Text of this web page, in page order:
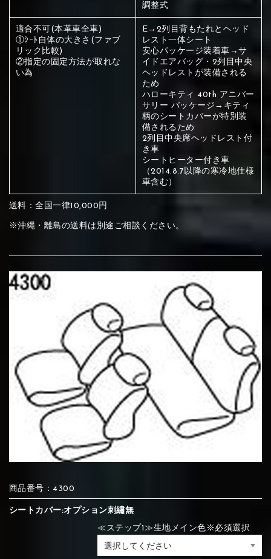
メイン生地は下記16種類からご選択ください。
②Gray ③Red
④Brown
⑦Blue
⑩White ⑪Black ⑫Ivory
赤く塗られている部分にカラ
ー選択ください
サブ生地は下記16種類からご選択ください。
②Gray ③Red
⑦Blue ⑧Orange ⑨Pink
⑩White ⑫Ivory
⑬Light gray ⑭Caramel
赤く塗られている場所を選択
刺繍は下記21種類からご選択ください。
①Beige ②Gray
⑤Dark Brown ⑥Yellow
⑦Blue ⑧Orange ⑨Pink
⑩White
赤く塗られている場所を選択
刺繍は下記21種類からご選択ください。
④Beige ⑤Ivory ⑥Red
⑦Wine-red ⑧Yellow ⑨Orange
⑩Brown
赤く塗られている場所を選択
刺繍は下記21種類からご選択ください。
①Black ②Gray ③Light gray
④Beige ⑥Red
⑦Wine-red ⑧Yellow ⑨Orange
⑩Brown ⑪Blue ⑫Aqua blue
調整式
適合不可(本革車全車)
①ｼｰﾄ自体の大きさ(ファブ
リック比較)
②指定の固定方法が取れな
い為
E→2列目背もたれとヘッド
レスト一体シート
安心パッケージ装着車→サ
イドエアバッグ・2列目中央
ヘッドレストが装備される
ため
ハローキティ 40th アニバー
サリー パッケージ→キティ
柄のシートカバーが特別装
備されるため
2列目中央席ヘッドレスト付
き車
シートヒーター付き車
（2014.8.7以降の寒冷地仕様
車含む）
送料：全国一律10,000円
※沖縄・離島の送料は別途ご相談ください。
商品番号：4300
シートカバー:オプション刺繡無
≪ステップ1≫生地メイン色※必須選択